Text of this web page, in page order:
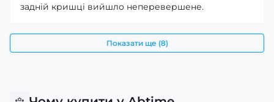
задній кришці вийшло неперевершене.
Показати ще (8)